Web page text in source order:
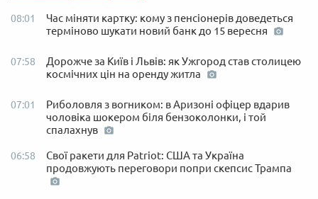
08:01
Час міняти картку: кому з пенсіонерів доведеться
терміново шукати новий банк до 15 вересня
07:58
Дорожче за Київ і Львів: як Ужгород став столицею
космічних цін на оренду житла
07:01
Риболовля з вогником: в Аризоні офіцер вдарив
чоловіка шокером біля бензоколонки, і той
спалахнув
06:58
Свої ракети для Patriot: США та Україна
продовжують переговори попри скепсис Трампа